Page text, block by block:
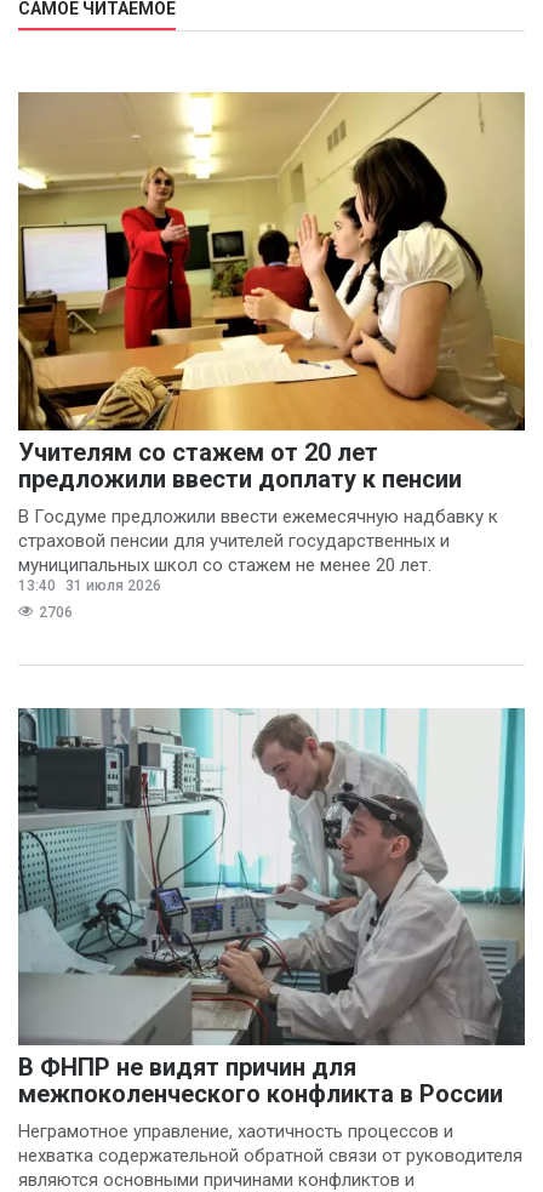
САМОЕ ЧИТАЕМОЕ
Учителям со стажем от 20 лет
предложили ввести доплату к пенсии
В Госдуме предложили ввести ежемесячную надбавку к
страховой пенсии для учителей государственных и
муниципальных школ со стажем не менее 20 лет.
13:40
31 июля 2026
2706
В ФНПР не видят причин для
межпоколенческого конфликта в России
Неграмотное управление, хаотичность процессов и
нехватка содержательной обратной связи от руководителя
являются основными причинами конфликтов и